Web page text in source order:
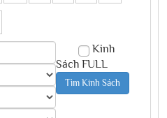
Kinh
Sách FULL